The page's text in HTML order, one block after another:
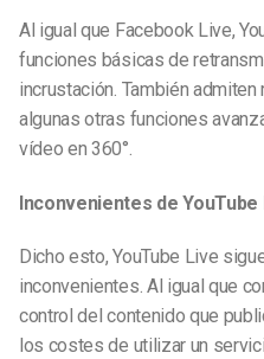
Al igual que Facebook Live,
funciones básicas de
incrustación. También
algunas otras funciones
vídeo en 360°.
Inconvenientes de YouTube
Dicho esto, YouTube Live
inconvenientes. Al igual que
control del contenido que
los costes de utilizar un